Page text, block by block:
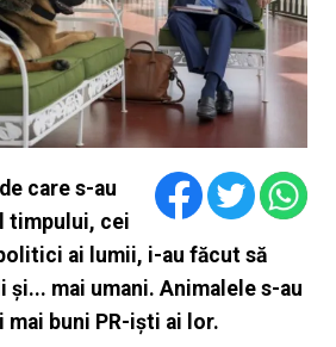
care s-au
timpului, cei
ai lumii, i-au făcut să
și... mai umani. Animalele s-au
buni PR-iști ai lor.